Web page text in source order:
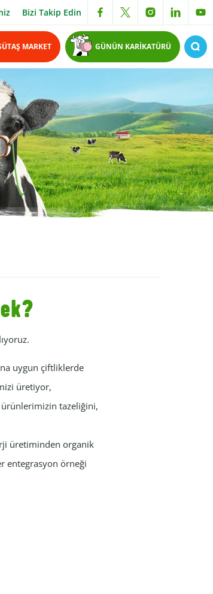
Bizi Takip Edin
MARKET GÜNÜN KARİKATÜRÜ
uygun çiftliklerde
üretiyor,
ürünlerimizin tazeliğini,
üretiminden organik
entegrasyon örneği